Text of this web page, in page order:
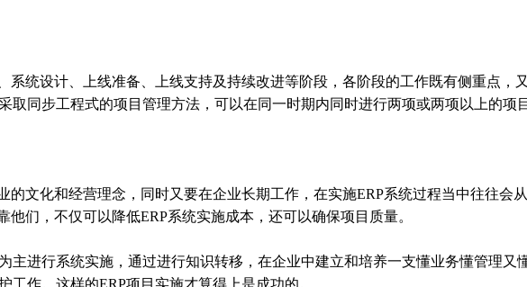
设计、上线准备、上线支持及持续改进等阶段，各阶段的工作既有侧重点，
同步工程式的项目管理方法，可以在同一时期内同时进行两项或两项以上的项
化和经营理念，同时又要在企业长期工作，在实施ERP系统过程当中往往会
们，不仅可以降低ERP系统实施成本，还可以确保项目质量。
行系统实施，通过进行知识转移，在企业中建立和培养一支懂业务懂管理又
作。这样的ERP项目实施才算得上是成功的。